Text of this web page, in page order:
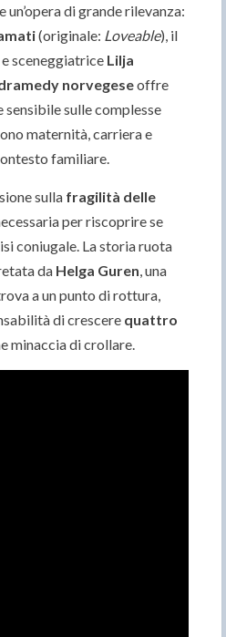
di grande rilevanza:
(originale: Loveable), il
sceneggiatrice Lilja
norvegeseoffre
sulle complesse
maternità, carriera e
familiare.
sulla fragilità delle
per riscoprire se
coniugale. La storia ruota
da Helga Guren, una
a un punto di rottura,
di crescere quattro
minaccia di crollare.